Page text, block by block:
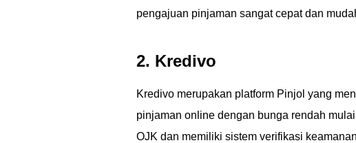
pengajuan pinjaman sangat cepat dan
2. Kredivo
Kredivo merupakan platform Pinjol yang
pinjaman online dengan bunga rendah
OJK dan memiliki sistem verifikasi